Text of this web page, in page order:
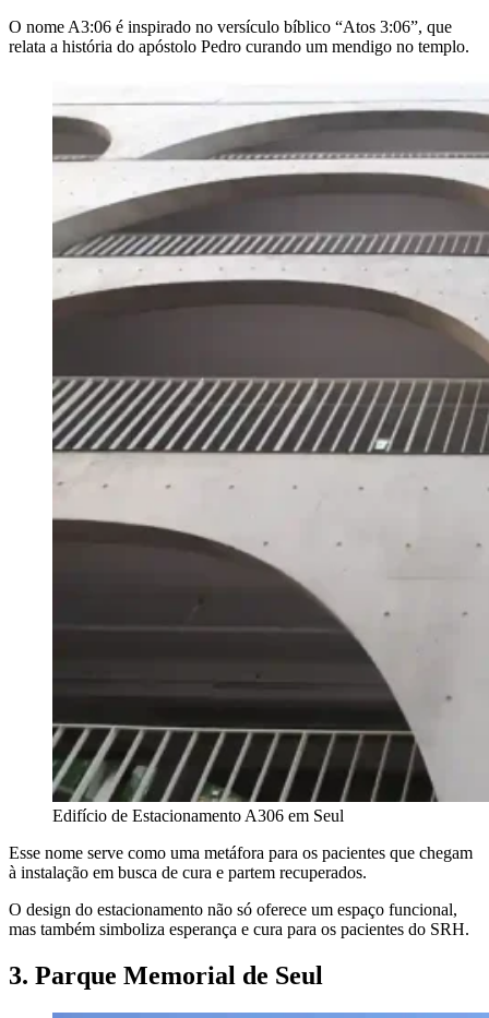
O nome A3:06 é inspirado no versículo bíblico “Atos 3:06”, que
relata a história do apóstolo Pedro curando um mendigo no templo.
Edifício de Estacionamento A306 em Seul
Esse nome serve como uma metáfora para os pacientes que chegam
à instalação em busca de cura e partem recuperados.
O design do estacionamento não só oferece um espaço funcional,
mas também simboliza esperança e cura para os pacientes do SRH.
3. Parque Memorial de Seul